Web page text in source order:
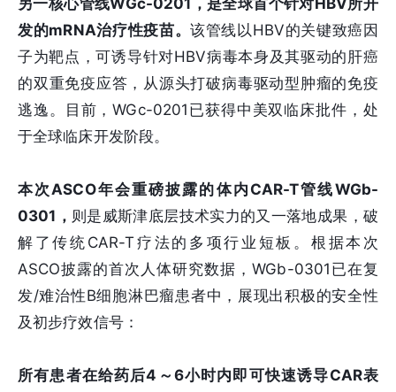
另一核心管线WGc-0201，是全球首个针对HBV所开
发的mRNA治疗性疫苗。该管线以HBV的关键致癌因
子为靶点，可诱导针对HBV病毒本身及其驱动的肝癌
的双重免疫应答，从源头打破病毒驱动型肿瘤的免疫
逃逸。目前，WGc-0201已获得中美双临床批件，处
于全球临床开发阶段。
本次ASCO年会重磅披露的体内CAR-T管线WGb-
0301， 则是威斯津底层技术实力的又一落地成果，破
解了传统CAR-T疗法的多项行业短板。根据本次
ASCO披露的首次人体研究数据，WGb-0301已在复
发/难治性B细胞淋巴瘤患者中，展现出积极的安全性
及初步疗效信号：
所有患者在给药后4～6小时内即可快速诱导CAR表